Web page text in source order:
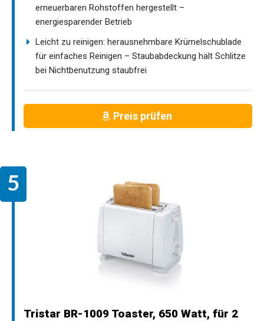
erneuerbaren Rohstoffen hergestellt –
energiesparender Betrieb
Leicht zu reinigen: herausnehmbare Krümelschublade
für einfaches Reinigen – Staubabdeckung hält Schlitze
bei Nichtbenutzung staubfrei
Preis prüfen
Tristar BR-1009 Toaster, 650 Watt, für 2